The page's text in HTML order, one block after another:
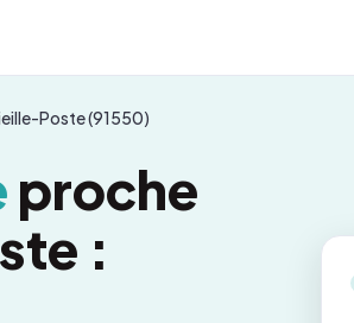
Poste (91550)
proche
: